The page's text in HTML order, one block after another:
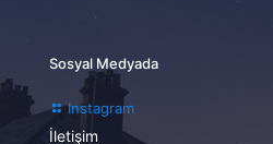
Sosyal Medyada
Instagram
İletişim